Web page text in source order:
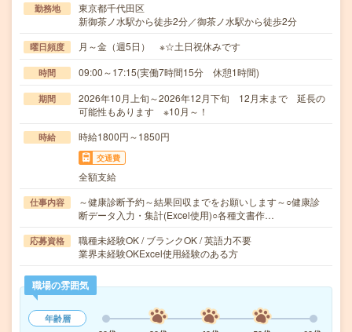
勤務地
東京都千代田区
新御茶ノ水駅から徒歩2分／御茶ノ水駅から徒歩2分
曜日頻度 月～金（週5日） ※☆土日祝休みです
時間 09:00～17:15(実働7時間15分 休憩1時間)
期間
2026年10月上旬～2026年12月下旬 12月末まで 延長の
可能性もあります ※10月～！
時給 時給1800円～1850円
交通費
全額支給
仕事内容
～健康診断予約～結果回収までをお願いします～○健康診
断データ入力・集計(Excel使用)○各種文書作…
応募資格
職種未経験OK / ブランクOK / 英語力不要
業界未経験OKExcel使用経験のある方
職場の雰囲気
年齢層